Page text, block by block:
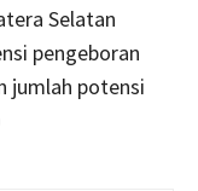
Selatan
pengeboran
jumlah potensi